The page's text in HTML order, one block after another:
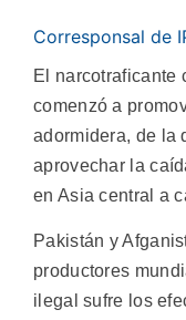
Corresponsal de
El narcotraficante
comenzó a
adormidera, de la
aprovechar la
en Asia central a
Pakistán y
productores
ilegal sufre los